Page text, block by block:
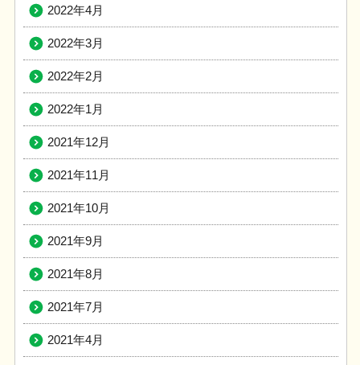
2022年4月
2022年3月
2022年2月
2022年1月
2021年12月
2021年11月
2021年10月
2021年9月
2021年8月
2021年7月
2021年4月